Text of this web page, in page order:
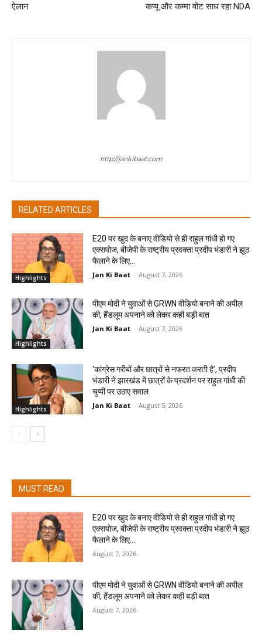
ऐलान
कप्पू और कम्मा वोट साध रहा NDA
http://jankibaat.com
RELATED ARTICLES
Highlights
E20 पर खुद के बनाए वीडियो से ही राहुल गांधी हो गए
एक्सपोज, बीजेपी के राष्ट्रीय प्रवक्ता प्रदीप भंडारी ने झूठ
फैलाने के लिए...
Jan Ki Baat - August 7, 2026
Highlights
पीएम मोदी ने युवाओं से GRWN वीडियो बनाने की अपील
की, हैंडलूम अपनाने को लेकर कही बड़ी बात
Jan Ki Baat - August 7, 2026
Highlights
‘कांग्रेस गरीबों और छात्रों से नफरत करती है’, प्रदीप
भंडारी ने झारखंड में छात्रों के प्रदर्शन पर राहुल गांधी की
चुप्पी पर उठाए सवाल
Jan Ki Baat - August 5, 2026
MUST READ
E20 पर खुद के बनाए वीडियो से ही राहुल गांधी हो गए
एक्सपोज, बीजेपी के राष्ट्रीय प्रवक्ता प्रदीप भंडारी ने झूठ
फैलाने के लिए...
August 7, 2026
पीएम मोदी ने युवाओं से GRWN वीडियो बनाने की अपील
की, हैंडलूम अपनाने को लेकर कही बड़ी बात
August 7, 2026